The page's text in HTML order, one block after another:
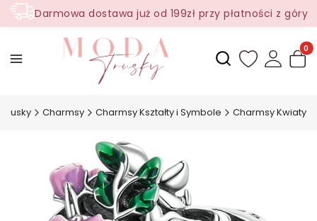
Darmowa dostawa już od 199zł przy płatności z góry
Otwórz
Charmsy Charmsy Kształty i Symbole Charmsy Kwiaty